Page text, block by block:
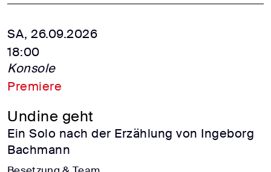
SA, 26.09.2026
18:00
Konsole
Premiere
Undine geht
Ein Solo nach der Erzählung von Ingeborg
Bachmann